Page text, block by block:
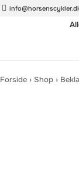
Forside› Shop›